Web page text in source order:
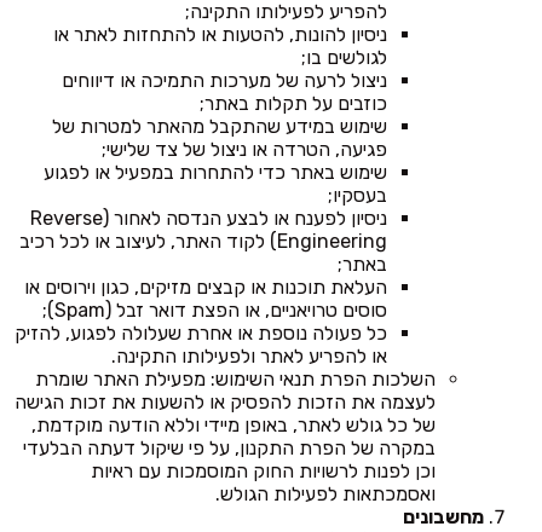
להפריע לפעילותו התקינה;
ניסיון להונות, להטעות או להתחזות לאתר או
לגולשים בו;
ניצול לרעה של מערכות התמיכה או דיווחים
כוזבים על תקלות באתר;
שימוש במידע שהתקבל מהאתר למטרות של
פגיעה, הטרדה או ניצול של צד שלישי;
שימוש באתר כדי להתחרות במפעיל או לפגוע
בעסקיו;
ניסיון לפענח או לבצע הנדסה לאחור (Reverse
Engineering) לקוד האתר, לעיצוב או לכל רכיב
באתר;
העלאת תוכנות או קבצים מזיקים, כגון וירוסים או
סוסים טרויאניים, או הפצת דואר זבל (Spam);
כל פעולה נוספת או אחרת שעלולה לפגוע, להזיק
או להפריע לאתר ולפעילותו התקינה.
השלכות הפרת תנאי השימוש: מפעילת האתר שומרת
לעצמה את הזכות להפסיק או להשעות את זכות הגישה
של כל גולש לאתר, באופן מיידי וללא הודעה מוקדמת,
במקרה של הפרת התקנון, על פי שיקול דעתה הבלעדי
וכן לפנות לרשויות החוק המוסמכות עם ראיות
ואסמכתאות לפעילות הגולש.
מחשבונים